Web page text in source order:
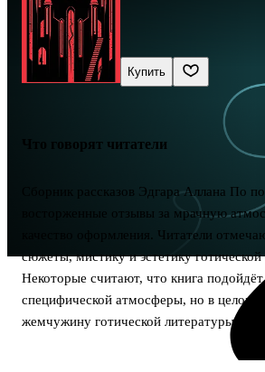
Купить
Что говорят читатели
Сборник рассказов Эдгара Аллана По
восторженные отзывы за мрачную
качество оформления. Читатели
сюжеты, мистику и эстетику
Некоторые считают, что книга подойдёт
специфической атмосферы, но в целом
жемчужину готической литературы.